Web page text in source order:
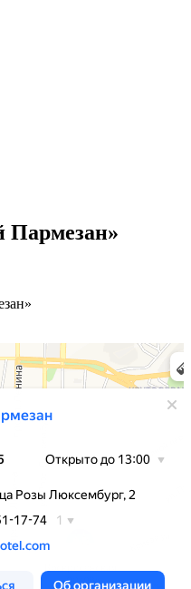
Пармезан»